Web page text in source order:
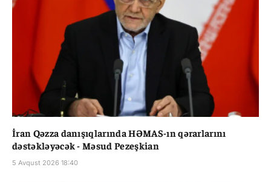
İran Qəzza danışıqlarında HƏMAS-ın qərarlarını
dəstəkləyəcək - Məsud Pezeşkian
5 Avqust 2026 18:40